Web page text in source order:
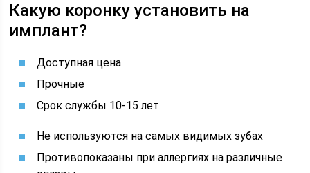
Какую коронку установить на
имплант?
Доступная цена
Прочные
Срок службы 10-15 лет
Не используются на самых видимых зубах
Противопоказаны при аллергиях на различные